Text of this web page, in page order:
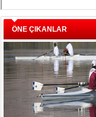
ÖNE ÇIKANLAR